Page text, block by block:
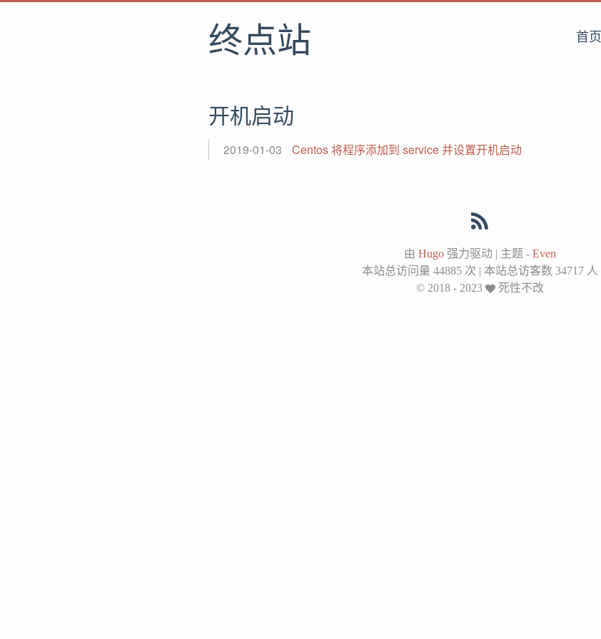
终点站 首页
开机启动
2019-01-03 Centos 将程序添加到 service 并设置开机启动
由 Hugo强力驱动 | 主题 - Even
本站总访问量 44885次 | 本站总访客数 34717人
© 2018 - 2023
死性不改